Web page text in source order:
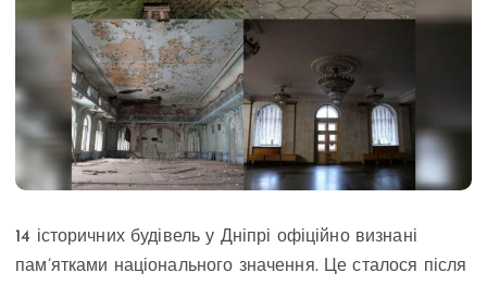
14 історичних будівель у Дніпрі офіційно визнані
пам’ятками національного значення. Це сталося після